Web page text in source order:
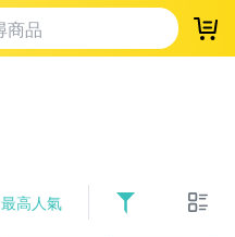
登
最高人氣